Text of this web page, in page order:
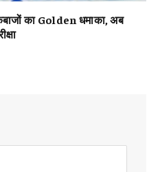
का Golden धमाका, अब